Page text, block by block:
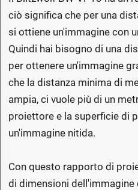
ciò significa che per una
si ottiene un'immagine con
Quindi hai bisogno di una
per ottenere un'immagine
che la distanza minima di
ampia, ci vuole più di un
proiettore e la superficie di
un'immagine nitida.
Con questo rapporto di
di dimensioni dell'immagine